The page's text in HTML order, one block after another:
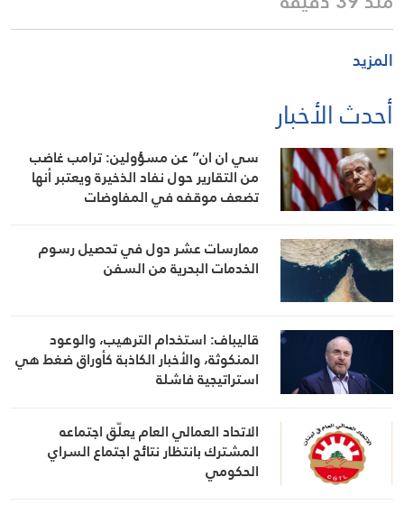
المزيد
أحدث الأخبار
سي ان ان” عن مسؤولين: ترامب غاضب
من التقارير حول نفاد الذخيرة ويعتبر أنها
تضعف موقفه في المفاوضات
ممارسات عشر دول في تحصيل رسوم
الخدمات البحرية من السفن
قاليباف: استخدام الترهيب، والوعود
المنكوثة، والأخبار الكاذبة كأوراق ضغط هي
استراتيجية فاشلة
الاتحاد العمالي العام يعلّق اجتماعه
المشترك بانتظار نتائج اجتماع السراي
الحكومي